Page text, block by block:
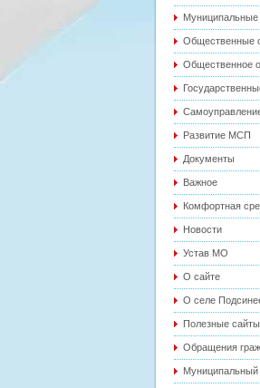
Муниципальные
Общественные
Общественное
Развитие МСП
Документы
Важное
Комфортная
Новости
Устав МО
О сайте
О селе
Полезные сайты
Обращения
Муниципальный